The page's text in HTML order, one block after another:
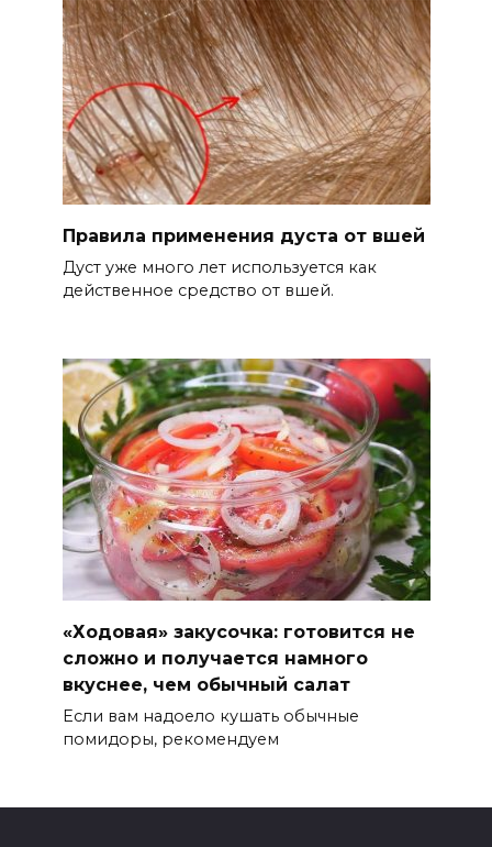
Правила применения дуста от вшей
Дуст уже много лет используется как
действенное средство от вшей.
«Ходовая» закусочка: готовится не
сложно и получается намного
вкуснее, чем обычный салат
Если вам надоело кушать обычные
помидоры, рекомендуем